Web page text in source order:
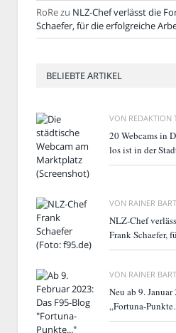
RoRezu NLZ-Chef verlässt die
Schaefer, für die erfolgreiche
BELIEBTE ARTIKEL
VON REDAKTION
20 Webcams in
los ist in der
VON RAINER
NLZ-Chef
Frank Schaefer,
VON RAINER
Neu ab 9.
„Fortuna-